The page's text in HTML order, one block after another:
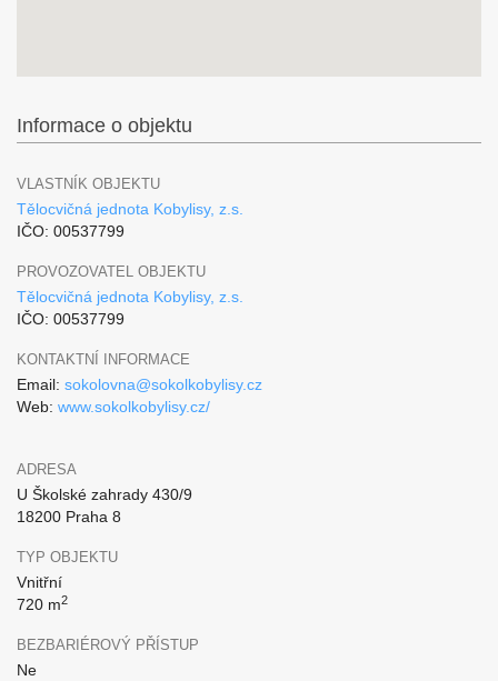
Informace o objektu
VLASTNÍK OBJEKTU
Tělocvičná jednota Kobylisy, z.s.
IČO: 00537799
PROVOZOVATEL OBJEKTU
Tělocvičná jednota Kobylisy, z.s.
IČO: 00537799
KONTAKTNÍ INFORMACE
Email: sokolovna@sokolkobylisy.cz
Web: www.sokolkobylisy.cz/
ADRESA
U Školské zahrady 430/9
18200 Praha 8
TYP OBJEKTU
Vnitřní
720 m2
BEZBARIÉROVÝ PŘÍSTUP
Ne